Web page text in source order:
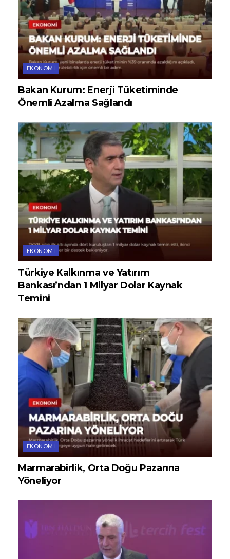
EKONOMI
Bakan Kurum: Enerji Tüketiminde
Önemli Azalma Sağlandı
EKONOMI
Türkiye Kalkınma ve Yatırım
Bankası’ndan 1 Milyar Dolar Kaynak
Temini
EKONOMI
Marmarabirlik, Orta Doğu Pazarına
Yöneliyor